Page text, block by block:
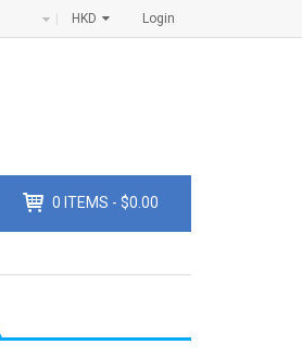
Login
HKD
0 ITEMS - $0.00